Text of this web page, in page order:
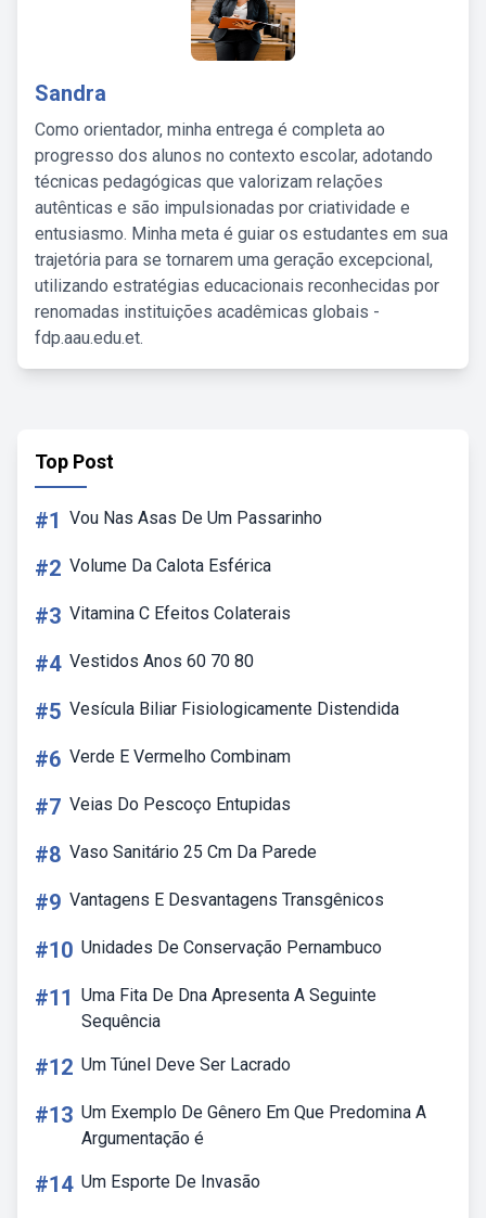
Sandra
Como orientador, minha entrega é completa ao
progresso dos alunos no contexto escolar, adotando
técnicas pedagógicas que valorizam relações
autênticas e são impulsionadas por criatividade e
entusiasmo. Minha meta é guiar os estudantes em sua
trajetória para se tornarem uma geração excepcional,
utilizando estratégias educacionais reconhecidas por
renomadas instituições acadêmicas globais -
fdp.aau.edu.et.
Top Post
#1 Vou Nas Asas De Um Passarinho
#2 Volume Da Calota Esférica
#3 Vitamina C Efeitos Colaterais
#4 Vestidos Anos 60 70 80
#5 Vesícula Biliar Fisiologicamente Distendida
#6 Verde E Vermelho Combinam
#7 Veias Do Pescoço Entupidas
#8 Vaso Sanitário 25 Cm Da Parede
#9 Vantagens E Desvantagens Transgênicos
#10 Unidades De Conservação Pernambuco
#11 Uma Fita De Dna Apresenta A Seguinte
Sequência
#12 Um Túnel Deve Ser Lacrado
#13 Um Exemplo De Gênero Em Que Predomina A
Argumentação é
#14 Um Esporte De Invasão